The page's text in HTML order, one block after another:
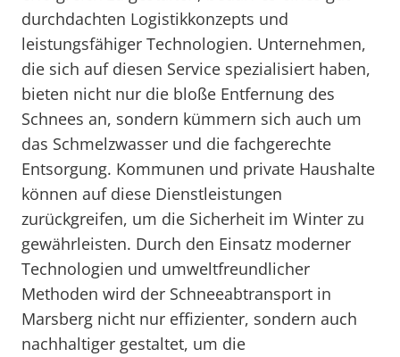
durchdachten Logistikkonzepts und
leistungsfähiger Technologien. Unternehmen,
die sich auf diesen Service spezialisiert haben,
bieten nicht nur die bloße Entfernung des
Schnees an, sondern kümmern sich auch um
das Schmelzwasser und die fachgerechte
Entsorgung. Kommunen und private Haushalte
können auf diese Dienstleistungen
zurückgreifen, um die Sicherheit im Winter zu
gewährleisten. Durch den Einsatz moderner
Technologien und umweltfreundlicher
Methoden wird der Schneeabtransport in
Marsberg nicht nur effizienter, sondern auch
nachhaltiger gestaltet, um die